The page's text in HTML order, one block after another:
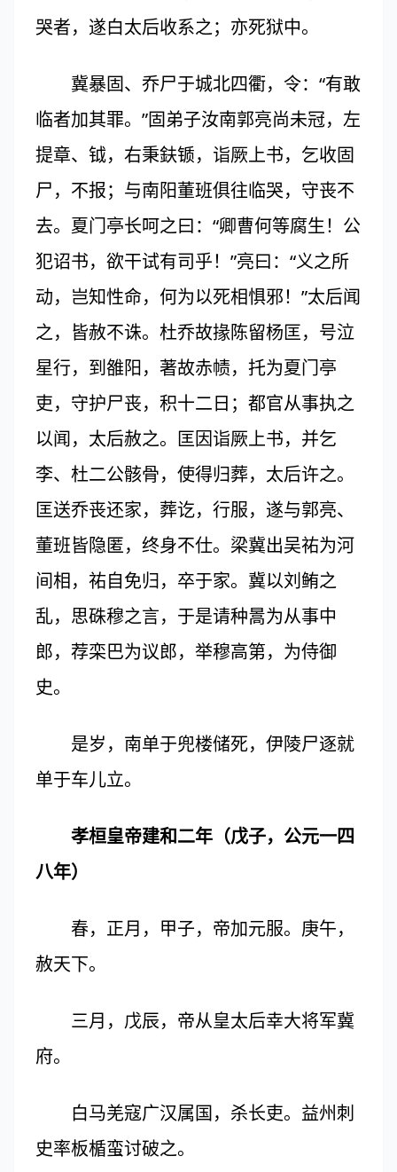
哭者，遂白太后收系之；亦死狱中。
冀暴固、乔尸于城北四衢，令：“有敢
临者加其罪。”固弟子汝南郭亮尚未冠，左
提章、钺，右秉鈇锧，诣厥上书，乞收固
尸，不报；与南阳董班俱往临哭，守丧不
去。夏门亭长呵之曰：“卿曹何等腐生！公
犯诏书，欲干试有司乎！”亮曰：“义之所
动，岂知性命，何为以死相惧邪！”太后闻
之，皆赦不诛。杜乔故掾陈留杨匡，号泣
星行，到雒阳，著故赤帻，托为夏门亭
吏，守护尸丧，积十二日；都官从事执之
以闻，太后赦之。匡因诣厥上书，并乞
李、杜二公骸骨，使得归葬，太后许之。
匡送乔丧还家，葬讫，行服，遂与郭亮、
董班皆隐匿，终身不仕。梁冀出吴祐为河
间相，祐自免归，卒于家。冀以刘鲔之
乱，思硃穆之言，于是请种暠为从事中
郎，荐栾巴为议郎，举穆高第，为侍御
史。
是岁，南单于兜楼储死，伊陵尸逐就
单于车儿立。
孝桓皇帝建和二年（戊子，公元一四
八年）
春，正月，甲子，帝加元服。庚午，
赦天下。
三月，戊辰，帝从皇太后幸大将军冀
府。
白马羌寇广汉属国，杀长吏。益州刺
史率板楯蛮讨破之。